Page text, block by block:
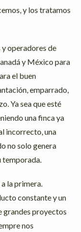
y los tratamos
operadores de
y México para
el buen
emparrado,
Ya sea que esté
una finca ya
incorrecto, una
no solo genera
temporada.
la primera.
constante y un
grandes proyectos
nos